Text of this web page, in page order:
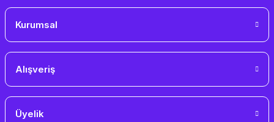
Kurumsal
Alışveriş
Üyelik